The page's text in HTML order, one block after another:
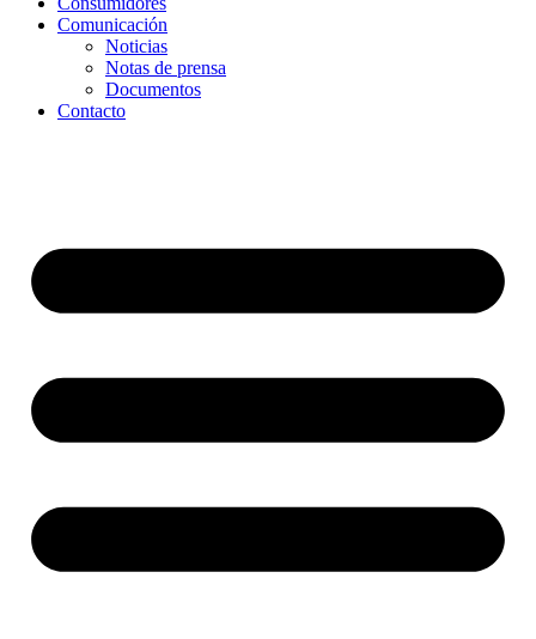
Comunicación
Noticias
Notas de prensa
Documentos
Contacto